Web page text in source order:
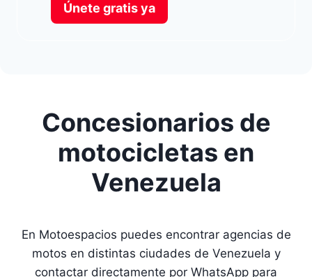
Únete gratis ya
Concesionarios de
motocicletas en
Venezuela
En Motoespacios puedes encontrar agencias de
motos en distintas ciudades de Venezuela y
contactar directamente por WhatsApp para